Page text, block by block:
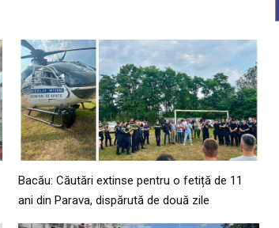
Bacău: Căutări extinse pentru o fetiță de 11
ani din Parava, dispărută de două zile